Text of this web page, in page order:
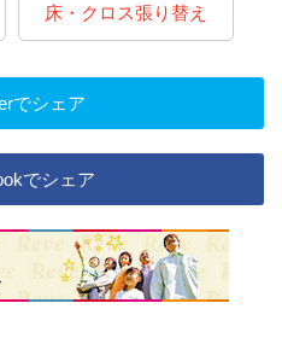
床・クロス張り替え
でシェア
でシェア